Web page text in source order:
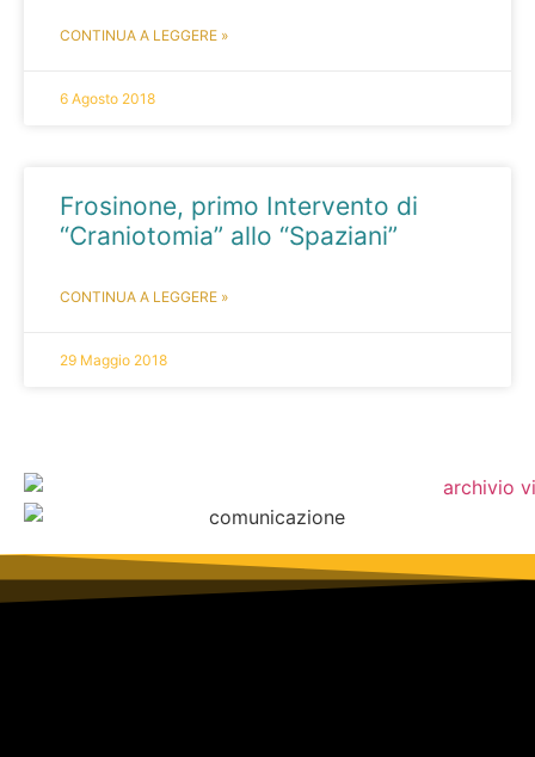
CONTINUA A LEGGERE »
6 Agosto 2018
Frosinone, primo Intervento di
“Craniotomia” allo “Spaziani”
CONTINUA A LEGGERE »
29 Maggio 2018